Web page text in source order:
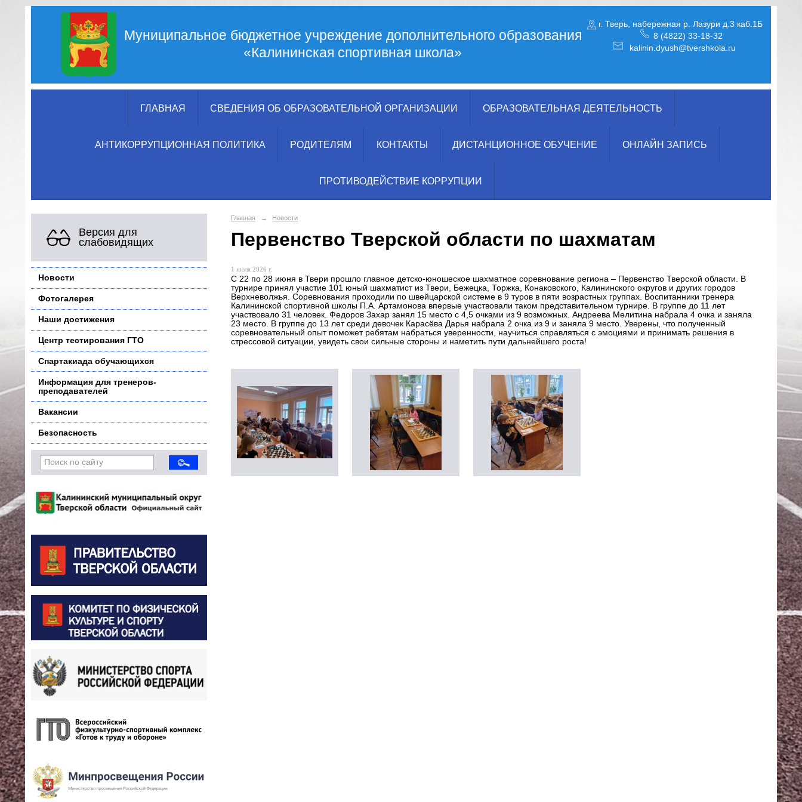
Муниципальное бюджетное учреждение дополнительного образования
«Калининская спортивная школа»
г. Тверь, набережная р. Лазури д.3 каб.1Б
8 (4822) 33-18-32
kalinin.dyush@tvershkola.ru
ГЛАВНАЯ СВЕДЕНИЯ ОБ ОБРАЗОВАТЕЛЬНОЙ ОРГАНИЗАЦИИ ОБРАЗОВАТЕЛЬНАЯ ДЕЯТЕЛЬНОСТЬ
АНТИКОРРУПЦИОННАЯ ПОЛИТИКА РОДИТЕЛЯМ КОНТАКТЫ ДИСТАНЦИОННОЕ ОБУЧЕНИЕ ОНЛАЙН ЗАПИСЬ
ПРОТИВОДЕЙСТВИЕ КОРРУПЦИИ
Версия для
слабовидящих
Новости
Фотогалерея
Наши достижения
Центр тестирования ГТО
Спартакиада обучающихся
Информация для тренеров-
преподавателей
Вакансии
Безопасность
Главная → Новости
Первенство Тверской области по шахматам
1 июля 2026 г.
С 22 по 28 июня в Твери прошло главное детско-юношеское шахматное соревнование региона – Первенство Тверской области. В
турнире принял участие 101 юный шахматист из Твери, Бежецка, Торжка, Конаковского, Калининского округов и других городов
Верхневолжья. Соревнования проходили по швейцарской системе в 9 туров в пяти возрастных группах. Воспитанники тренера
Калининской спортивной школы П.А. Артамонова впервые участвовали таком представительном турнире. В группе до 11 лет
участвовало 31 человек. Федоров Захар занял 15 место с 4,5 очками из 9 возможных. Андреева Мелитина набрала 4 очка и заняла
23 место. В группе до 13 лет среди девочек Карасёва Дарья набрала 2 очка из 9 и заняла 9 место. Уверены, что полученный
соревновательный опыт поможет ребятам набраться уверенности, научиться справляться с эмоциями и принимать решения в
стрессовой ситуации, увидеть свои сильные стороны и наметить пути дальнейшего роста!